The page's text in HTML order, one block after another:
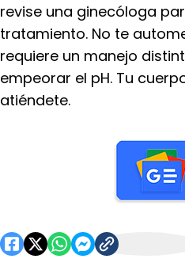
revise una ginecóloga
tratamiento. No te
requiere un manejo
empeorar el pH. Tu
atiéndete.